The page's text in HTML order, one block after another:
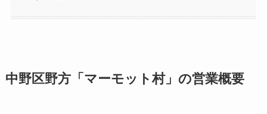
中野区野方「マーモット村」の営業概要